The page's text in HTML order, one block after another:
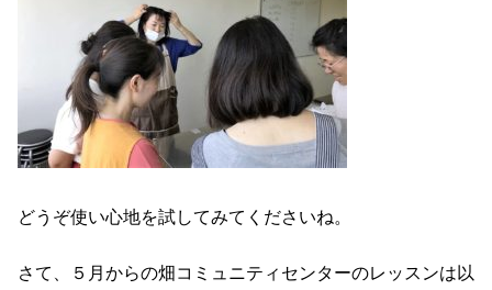
どうぞ使い心地を試してみてくださいね。
さて、５月からの畑コミュニティセンターのレッスンは以